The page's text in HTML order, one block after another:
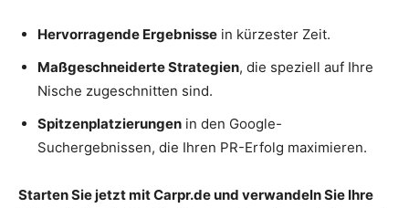
Hervorragende Ergebnisse in kürzester Zeit.
Maßgeschneiderte Strategien, die speziell auf Ihre
Nische zugeschnitten sind.
Spitzenplatzierungen in den Google-
Suchergebnissen, die Ihren PR-Erfolg maximieren.
Starten Sie jetzt mit Carpr.de und verwandeln Sie Ihre